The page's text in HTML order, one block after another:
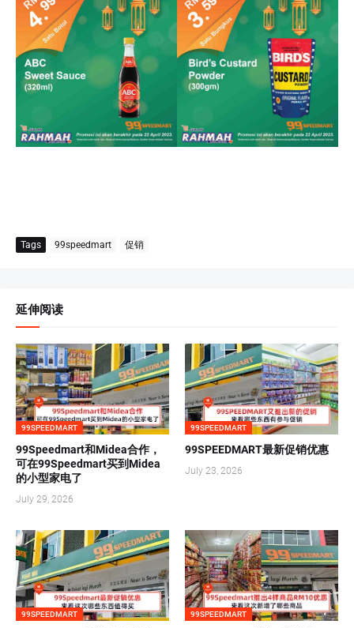
Tags 99speedmart 促销
延伸阅读
99SPEEDMART
99Speedmart和Midea合作，
可在99Speedmart买到Midea
的小型家电了
July 29, 2026
99SPEEDMART
99SPEEDMART最新促销优惠
July 23, 2026
99SPEEDMART 99SPEEDMART